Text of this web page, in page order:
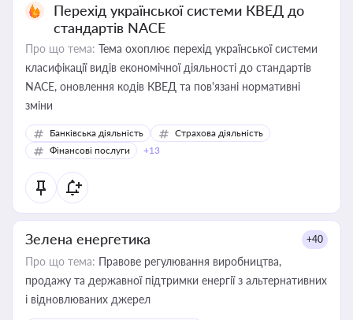
Перехід української системи КВЕД до
стандартів NACE
Про що тема: Тема охоплює перехід української системи
класифікації видів економічної діяльності до стандартів
NACE, оновлення кодів КВЕД та пов'язані нормативні
зміни
Банківська діяльність
Страхова діяльність
Фінансові послуги
+13
Зелена енергетика +40
Про що тема: Правове регулювання виробництва,
продажу та державної підтримки енергії з альтернативних
і відновлюваних джерел